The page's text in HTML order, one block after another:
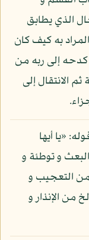
الذي يطابق
به كيف كان
كدحه إلى ربه من
الانتقال إلى
«يا أيها
و توطئة و
من التعجيب و
من الإنذار و